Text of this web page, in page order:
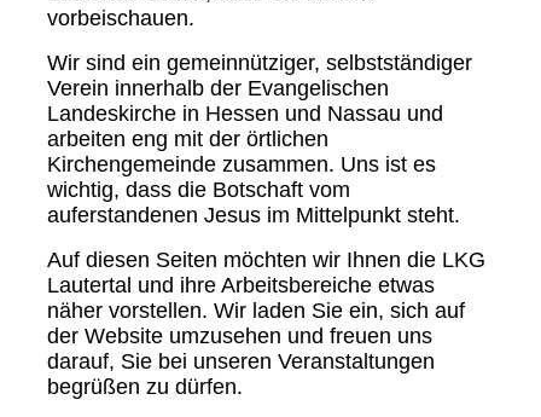
vorbeischauen.
Wir sind ein gemeinnütziger, selbstständiger
Verein innerhalb der Evangelischen
Landeskirche in Hessen und Nassau und
arbeiten eng mit der örtlichen
Kirchengemeinde zusammen. Uns ist es
wichtig, dass die Botschaft vom
auferstandenen Jesus im Mittelpunkt steht.
Auf diesen Seiten möchten wir Ihnen die LKG
Lautertal und ihre Arbeitsbereiche etwas
näher vorstellen. Wir laden Sie ein, sich auf
der Website umzusehen und freuen uns
darauf, Sie bei unseren Veranstaltungen
begrüßen zu dürfen.